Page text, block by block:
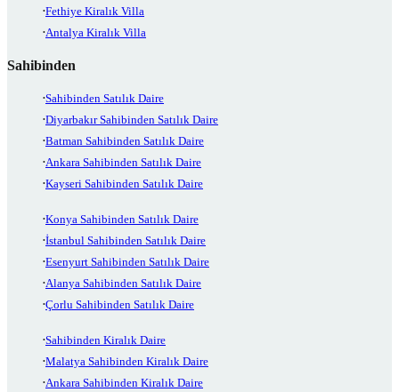
Fethiye Kiralık Villa
Antalya Kiralık Villa
Sahibinden
Sahibinden Satılık Daire
Diyarbakır Sahibinden Satılık Daire
Batman Sahibinden Satılık Daire
Ankara Sahibinden Satılık Daire
Kayseri Sahibinden Satılık Daire
Konya Sahibinden Satılık Daire
İstanbul Sahibinden Satılık Daire
Esenyurt Sahibinden Satılık Daire
Alanya Sahibinden Satılık Daire
Çorlu Sahibinden Satılık Daire
Sahibinden Kiralık Daire
Malatya Sahibinden Kiralık Daire
Ankara Sahibinden Kiralık Daire